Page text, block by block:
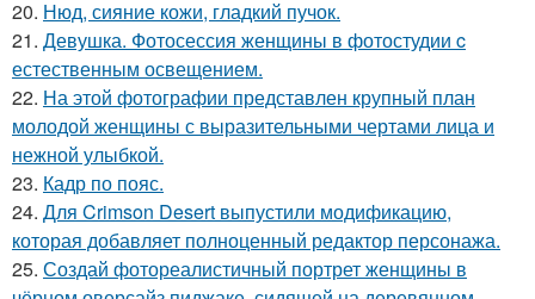
20. Нюд, сияние кожи, гладкий пучок.
21. Девушка. Фотосессия женщины в фотостудии c
естественным освещением.
22. На этой фотографии представлен крупный план
молодой женщины с выразительными чертами лица и
нежной улыбкой.
23. Кадр по пояс.
24. Для Crimson Desert выпустили модификацию,
которая добавляет полноценный редактор персонажа.
25. Создай фотореалистичный портрет женщины в